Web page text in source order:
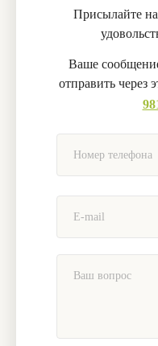
Присылайте
Ваше
отправить через